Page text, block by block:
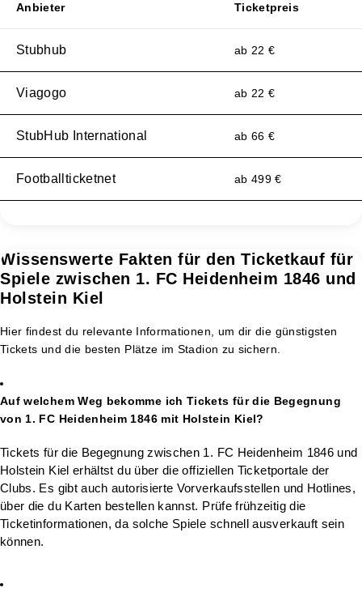
Anbieter Ticketpreis
Stubhub ab 22 €
Viagogo ab 22 €
StubHub International ab 66 €
Footballticketnet ab 499 €
Wissenswerte Fakten für den Ticketkauf für
Spiele zwischen 1. FC Heidenheim 1846 und
Holstein Kiel
Hier findest du relevante Informationen, um dir die günstigsten
Tickets und die besten Plätze im Stadion zu sichern.
Auf welchem Weg bekomme ich Tickets für die Begegnung
von 1. FC Heidenheim 1846 mit Holstein Kiel?
Tickets für die Begegnung zwischen 1. FC Heidenheim 1846 und
Holstein Kiel erhältst du über die offiziellen Ticketportale der
Clubs. Es gibt auch autorisierte Vorverkaufsstellen und Hotlines,
über die du Karten bestellen kannst. Prüfe frühzeitig die
Ticketinformationen, da solche Spiele schnell ausverkauft sein
können.